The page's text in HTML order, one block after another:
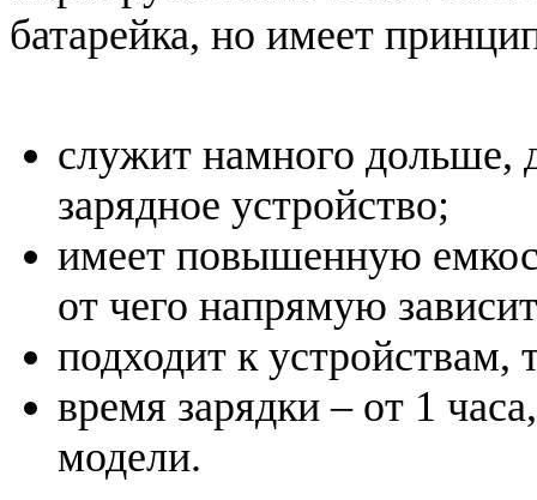
батарейка, но имеет
служит намного дольше,
зарядное устройство;
имеет повышенную
от чего напрямую
подходит к
время зарядки – от 1
модели.